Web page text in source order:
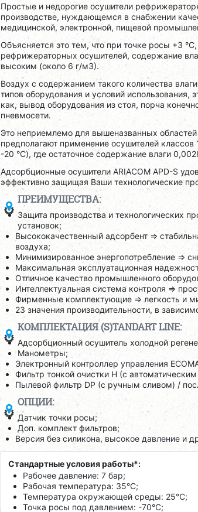
Простые и недорогие осушители
производстве, нуждающемся в снабжении
медицинской, электронной, пищевой
Объясняется это тем, что при точке росы +3
рефрижераторных осушителей, содержание
высоким (около 6 г/м3).
Воздух с содержанием такого количества
типов оборудования и условий
как, вывод оборудования из стоя, порча
пневмосети.
Это неприемлемо для вышеназванных
предполагают применение осушителей
-20 °C), где остаточное содержание влаги
Адсорбционные осушители ARIACOM APD-S
эффективно защищая Ваши технологические
ПРЕИМУЩЕСТВА:
Защита производства и технологических
установок;
Высококачественный адсорбент =>
воздуха;
Минимизированное энергопотребление =>
Максимальная эксплуатационная
Отличное качество промышленного
Интеллектуальная система контроля =>
Фирменные комплектующие => легкость и
23 значения производительности, в
КОМПЛЕКТАЦИЯ (S)TANDART LINE:
Адсорбционный осушитель холодной
Манометры;
Электронный контроллер управления
Фильтр тонкой очистки H (с
Пылевой фильтр DP (с ручным сливом) /
ОПЦИИ:
Датчик точки росы;
Доп. комплект фильтров;
Версия без силикона, высокое давление и
Стандартные условия работы*:
Рабочее давление: 7 бар;
Рабочая температура: 35°C;
Температура окружающей среды: 25°C;
Точка росы под давлением: -70°C;